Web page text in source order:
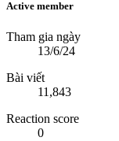
Active member
Tham gia ngày
13/6/24
Bài viết
11,843
Reaction score
0